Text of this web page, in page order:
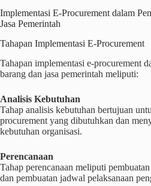
Implementasi E-Procurement dalam
Jasa Pemerintah
Tahapan Implementasi E-Procurement
Tahapan implementasi e-procurement
barang dan jasa pemerintah meliputi:
Analisis Kebutuhan
Tahap analisis kebutuhan bertujuan
procurement yang dibutuhkan dan
kebutuhan organisasi.
Perencanaan
Tahap perencanaan meliputi
dan pembuatan jadwal pelaksanaan